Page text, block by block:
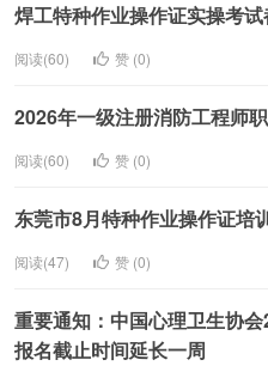
焊工特种作业操作证实操考
阅读(60) 赞 (0)
2026年一级注册消防工程师
阅读(60) 赞 (0)
东莞市8月特种作业操作证培
阅读(47) 赞 (0)
重要通知：中国心理卫生协
报名截止时间延长一周